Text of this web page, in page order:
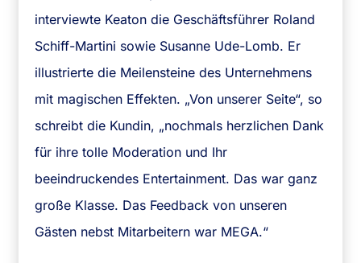
interviewte Keaton die Geschäftsführer Roland
Schiff-Martini sowie Susanne Ude-Lomb. Er
illustrierte die Meilensteine des Unternehmens
mit magischen Effekten. „Von unserer Seite“, so
schreibt die Kundin, „nochmals herzlichen Dank
für ihre tolle Moderation und Ihr
beeindruckendes Entertainment. Das war ganz
große Klasse. Das Feedback von unseren
Gästen nebst Mitarbeitern war MEGA.“